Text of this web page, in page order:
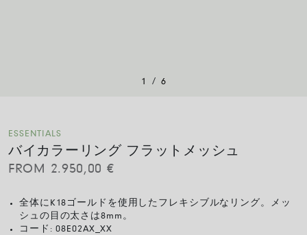
1 / 6
ESSENTIALS
バイカラーリング フラットメッシュ
FROM 2.950,00 €
全体にK18ゴールドを使用したフレキシブルなリング。メッ
シュの目の太さは8mm。
コード:08E02AX_XX